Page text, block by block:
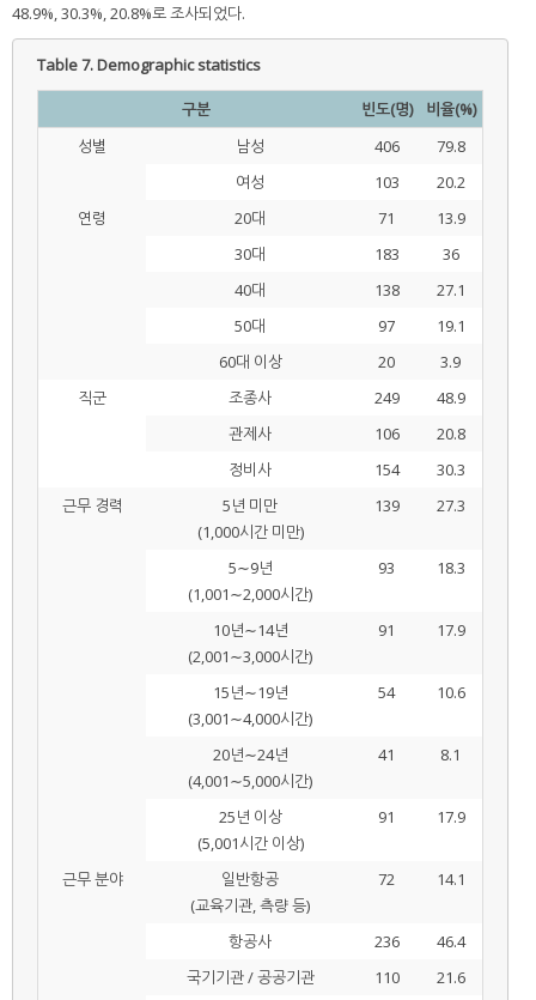
48.9%, 30.3%, 20.8%로 조사되었다.
Table 7.Demographic statistics
구분 빈도(명)
비율(%)
성별
남성 406
79.8
여성
103
20.2
연령
20대 71
13.9
30대
183
36
40대
138
27.1
50대
97
19.1
60대 이상
20
3.9
직군
조종사 249
48.9
관제사
106
20.8
정비사
154
30.3
근무 경력
5년 미만
(1,000시간 미만)
139 27.3
5∼9년
(1,001∼2,000시간)
93 18.3
10년∼14년
(2,001∼3,000시간)
91 17.9
15년∼19년
(3,001∼4,000시간)
54 10.6
20년∼24년
(4,001∼5,000시간)
41 8.1
25년 이상
(5,001시간 이상)
91 17.9
근무 분야
일반항공
(교육기관, 측량 등)
72 14.1
항공사 236
46.4
국기기관 / 공공기관
110
21.6